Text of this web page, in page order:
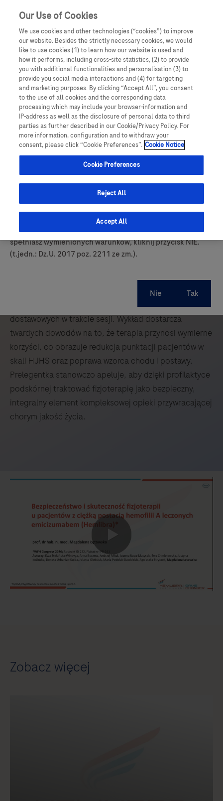
Oświadczam, że jestem lekarzem medycyny, farmaceutą
lub osobą prowadzącą obrót produktami leczniczymi.
Podmiotem odpowiedzialnym za treści zamieszczone na
portalu internetowym dlalekarzy.roche.pl jest spółka
Roche Polska Sp. z o.o. z siedzibą w Warszawie, ul.
Domaniewska 28, 02-672, KRS: 0000118292. UWAGA!
Portal ten zawiera treści będące reklamą produktów
leczniczych wydawanych jedynie na podstawie recepty w
rozumieniu ustawy z dnia 6 września 2001 roku Prawo
farmaceutyczne (t. jedn.: Dz.U. 2008, Nr 45, poz 271 z późn.
zm.) („Prawo farmaceutyczne”). Zasoby portalu
internetowego dlalekarzy.roche.pl są dostępne jedynie
dla osób uprawnionych do wystawiania recept lub osób
prowadzących obrót produktami leczniczymi. Jeśli nie
spełniasz wymienionych warunków, kliknij przycisk NIE.
(t.jedn.: Dz.U. 2017 poz. 2211 ze zm.).
Wyniki rehabilitacji
układu ruchu u dorosłych
pacjentów
prof. Magdalena Łętowska
Autorka przedstawia niezwykle obiecujące wyniki
wieloośrodkowego badania dotyczącego
bezpieczeństwa i skuteczności fizjoterapii u dorosłych
Omawia ona wpływ regularnych, spersonalizowanych
ćwiczeń na chorych z bardzo zaawansowaną artropatią,
wykazując u nich brak jakichkolwiek epizodów krwawień
dostawowych w trakcie sesji. Wykład dostarcza
twardych dowodów na to, że terapia przynosi wymierne
korzyści, co obrazuje redukcja punktacji pacjentów w
skali HJHS oraz poprawa wzorca chodu i postawy.
Prelegentka stanowczo apeluje, aby dzięki profilaktyce
podskórnej traktować fizjoterapię jako bezpieczny,
integralny element kompleksowej opieki przywracającej
chorym jakość życia.
Our Use of Cookies
We use cookies and other technologies (“cookies”) to improve
our website. Besides the strictly necessary cookies, we would
like to use cookies (1) to learn how our website is used and
how it performs, including cross-site statistics, (2) to provide
you with additional functionalities and personalisation (3) to
provide you social media interactions and (4) for targeting
and marketing purposes. By clicking “Accept All”, you consent
to the use of all cookies and the corresponding data
processing which may include your browser-information and
IP-address as well as the disclosure of personal data to third
parties as further described in our Cookie/Privacy Policy. For
more information, configuration and to withdraw your
consent, please click “Cookie Preferences”. Cookie Notice
Cookie Preferences
Reject All
Accept All